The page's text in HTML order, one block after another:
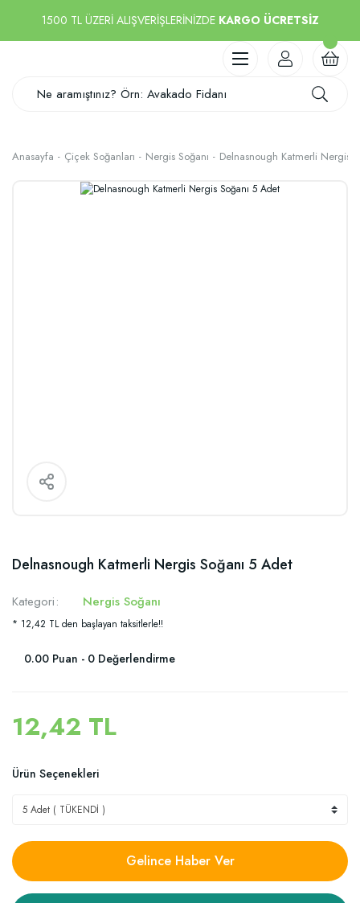
1500 TL ÜZERİ ALIŞVERİŞLERİNİZDE KARGO ÜCRETSİZ
Anasayfa Çiçek Soğanları Nergis Soğanı Delnasnough Katmerli Nergis
Delnasnough Katmerli Nergis Soğanı 5 Adet
Kategori Nergis Soğanı
* 12,42 TL den başlayan taksitlerle!!
0.00 Puan - 0 Değerlendirme
12,42 TL
Ürün Seçenekleri
Gelince Haber Ver